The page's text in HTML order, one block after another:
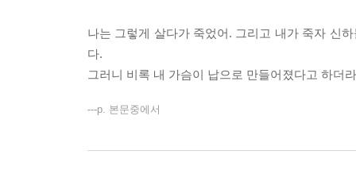
나는 그렇게 살다가 죽었어. 그리고 내가 죽자 신
다.
그러니 비록 내 가슴이 납으로 만들어졌다고 하더
---p. 본문중에서